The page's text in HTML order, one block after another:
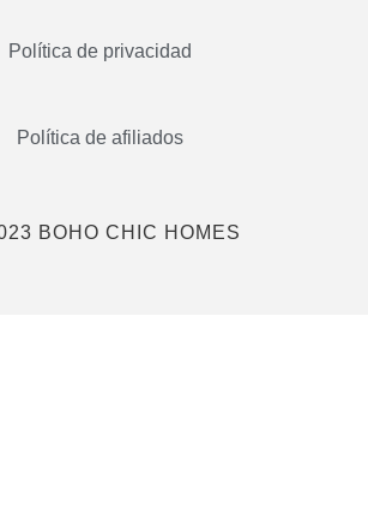
Política de privacidad
Política de afiliados
BOHO CHIC HOMES